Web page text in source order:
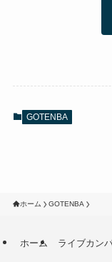
GOTENBA
ホーム GOTENBA
ホーム ライブカン